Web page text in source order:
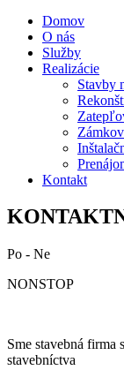
Domov
O nás
Služby
Realizácie
Stavby
Kontakt
Po - Ne
NONSTOP
Sme stavebná firma
stavebníctva